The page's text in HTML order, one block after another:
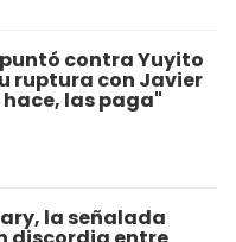
contra Yuyito
ruptura con Javier
hace, las paga"
la señalada